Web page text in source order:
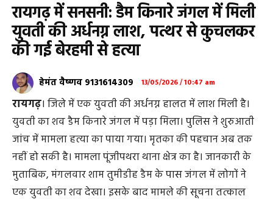
रायगढ़ में सनसनी: डैम किनारे जंगल में मिली
युवती की अर्धनग्न लाश, पत्थर से कुचलकर
की गई बेरहमी से हत्या
हेमंत वैष्णव 9131614309 13/05/2026 / 10:47 am
रायगढ़। जिले में एक युवती की अर्धनग्न हालत में लाश मिली है।
युवती का शव डैम किनारे जंगल में पड़ा मिला। पुलिस ने शुरुआती
जांच में मामला हत्या का पाया गया। मृतका की पहचान अब तक
नहीं हो सकी है। मामला पूंजीपथरा थाना क्षेत्र का है। जानकारी के
मुताबिक, मंगलवार शाम तुमीडीह डैम के पास जंगल में लोगों ने
एक युवती का शव देखा। इसके बाद मामले की सूचना तत्काल